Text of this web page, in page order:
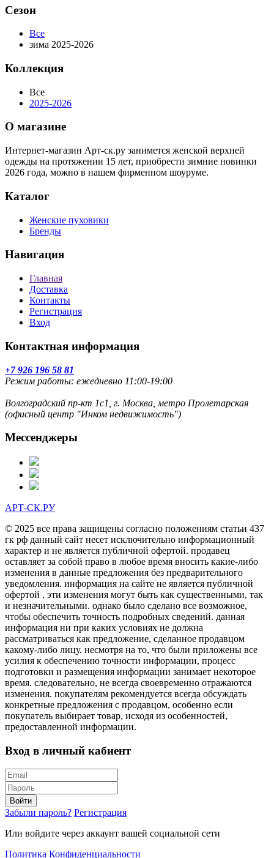
Сезон
Все
зима 2025-2026
Коллекция
Все
2025-2026
О магазине
Интернет-магазин Арт-ск.ру занимется женской верхней
одежды на протяжении 15 лет, приобрести зимние новинки
2026 года, можно в нашем фирменном шоуруме.
Каталог
Женские пуховики
Бренды
Навигация
Главная
Доставка
Контакты
Регистрация
Вход
Контактная информация
+7 926 196 58 81
Режим работы: ежедневно 11:00-19:00
Волгоградский пр-кт 1с1, г. Москва, метро Пролетарская
(офисный центр "Инком недвижимость")
Мессенджеры
АРТ-СК.РУ
© 2025 все права защищены согласно положениям статьи 437
гк рф данный сайт несет исключительно информационный
характер и не является публичной офертой. продавец
оставляет за собой право в любое время вносить какие-либо
изменения в данные предложения без предварительного
уведомления. информация на сайте не является публичной
офертой . эти изменения могут быть как существенными, так
и незначительными. однако было сделано все возможное,
чтобы обеспечить точность подробных сведений. данная
информация ни при каких условиях не должна
рассматриваться как предложение, сделанное продавцом
какому-либо лицу. несмотря на то, что были приложены все
усилия к обеспечению точности информации, процесс
подготовки и размещения информации занимает некоторое
время. следовательно, не всегда своевременно отражаются
изменения. покупателям рекомендуется всегда обсуждать
конкретные предложения с продавцом, особенно если
покупатель выбирает товар, исходя из особенностей,
предоставленной информации.
Вход в личный кабиент
Войти
Забыли пароль? Регистрация
Или войдите через аккаунт вашей социальной сети
Политика Конфиденциальности